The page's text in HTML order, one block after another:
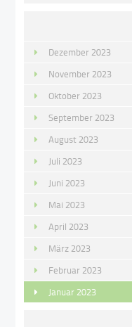
Dezember 2023
November 2023
Oktober 2023
September 2023
August 2023
Juli 2023
Juni 2023
Mai 2023
April 2023
März 2023
Februar 2023
Januar 2023